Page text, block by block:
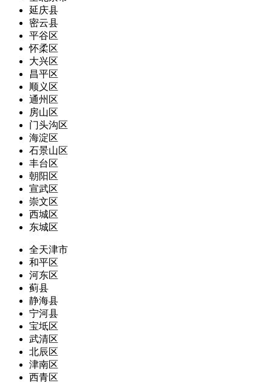
延庆县
密云县
平谷区
怀柔区
大兴区
昌平区
顺义区
通州区
房山区
门头沟区
海淀区
石景山区
丰台区
朝阳区
宣武区
崇文区
西城区
东城区
全天津市
和平区
河东区
蓟县
静海县
宁河县
宝坻区
武清区
北辰区
津南区
西青区